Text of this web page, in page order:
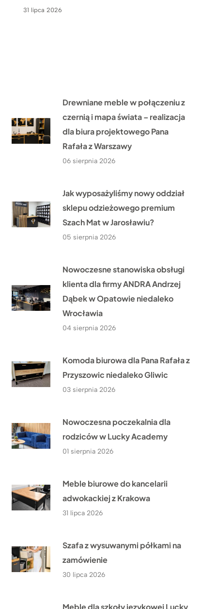
31 lipca 2026
Drewniane meble w połączeniu z
czernią i mapa świata – realizacja
dla biura projektowego Pana
Rafała z Warszawy
06 sierpnia 2026
Jak wyposażyliśmy nowy oddział
sklepu odzieżowego premium
Szach Mat w Jarosławiu?
05 sierpnia 2026
Nowoczesne stanowiska obsługi
klienta dla firmy ANDRA Andrzej
Dąbek w Opatowie niedaleko
Wrocławia
04 sierpnia 2026
Komoda biurowa dla Pana Rafała z
Przyszowic niedaleko Gliwic
03 sierpnia 2026
Nowoczesna poczekalnia dla
rodziców w Lucky Academy
01 sierpnia 2026
Meble biurowe do kancelarii
adwokackiej z Krakowa
31 lipca 2026
Szafa z wysuwanymi półkami na
zamówienie
30 lipca 2026
Meble dla szkoły językowej Lucky